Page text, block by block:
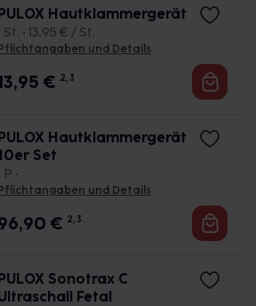
Hautklammergerät
St. • 13,95 € / St.
Pflichtangaben und Details
€ 2, 3
Hautklammergerät
Set
P •
Pflichtangaben und Details
€ 2, 3
Sonotrax C
Fetal